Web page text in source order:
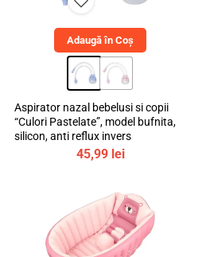
Adaugă în Coș
Aspirator nazal bebelusi si copii
“Culori Pastelate”, model bufnita,
silicon, anti reflux invers
45,99 lei